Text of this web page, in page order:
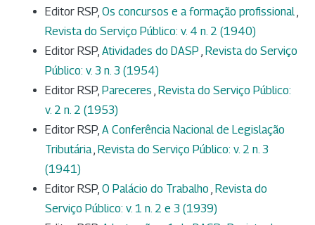
Editor RSP, Os concursos e a formação profissional,
Revista do Serviço Público: v. 4 n. 2 (1940)
Editor RSP, Atividades do DASP , Revista do Serviço
Público: v. 3 n. 3 (1954)
Editor RSP, Pareceres , Revista do Serviço Público:
v. 2 n. 2 (1953)
Editor RSP, A Conferência Nacional de Legislação
Tributária, Revista do Serviço Público: v. 2 n. 3
(1941)
Editor RSP, O Palácio do Trabalho , Revista do
Serviço Público: v. 1 n. 2 e 3 (1939)